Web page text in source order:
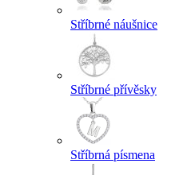
Stříbrné náušnice
Stříbrné přívěsky
Stříbrná písmena